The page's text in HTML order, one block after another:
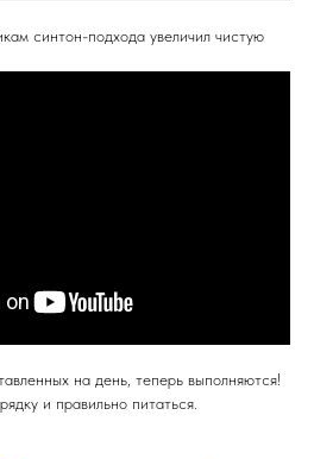
синтон-подхода увеличил чистую
на день, теперь выполняются!
и правильно питаться.